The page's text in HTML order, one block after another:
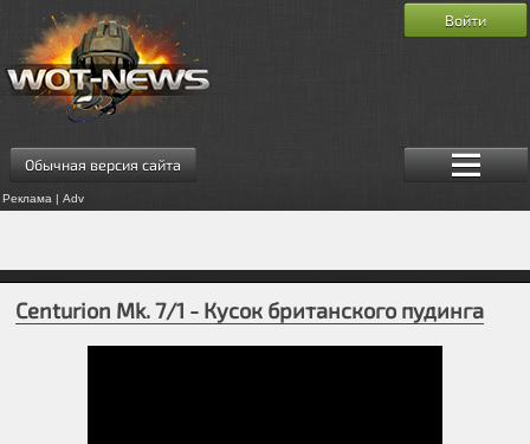
Обычная версия сайта
Реклама | Adv
Войти
Centurion Mk. 7/1 - Кусок британского пудинга